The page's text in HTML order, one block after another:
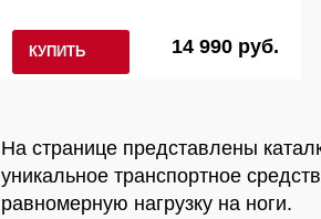
КУПИТЬ 14 990 руб.
На странице представлены
уникальное транспортное
равномерную нагрузку на ноги.